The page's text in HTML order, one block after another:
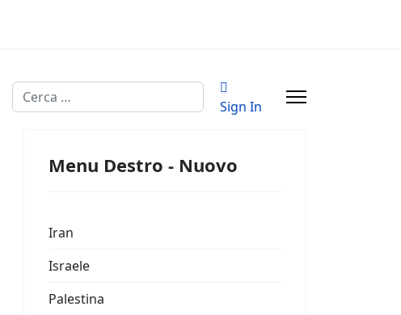
Cerca
Sign In
Menu Destro - Nuovo
Iran
Israele
Palestina